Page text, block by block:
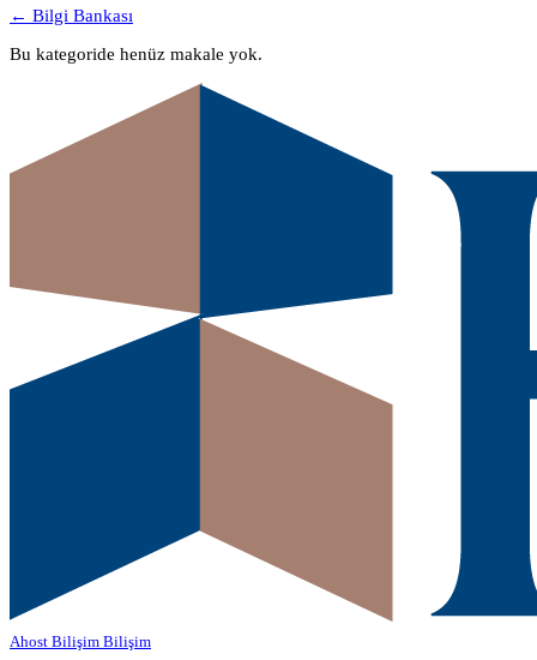
← Bilgi Bankası
Bu kategoride henüz makale yok.
Ahost Bilişim Bilişim